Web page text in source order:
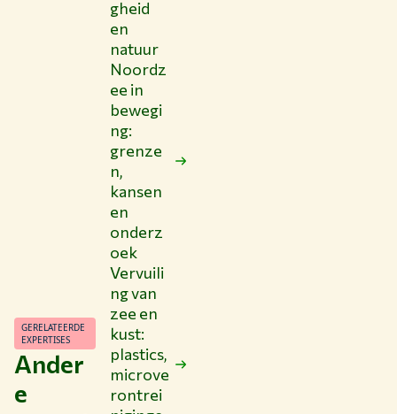
Ander
e
GERELATEERDE
EXPERTISES
gheid
en
natuur
Noordz
ee in
bewegi
ng:
grenze
n,
kansen
en
onderz
oek
Vervuili
ng van
zee en
kust:
plastics,
microve
rontrei